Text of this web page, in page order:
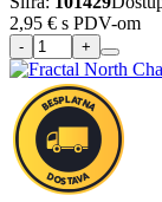
2,95 € s PDV-om